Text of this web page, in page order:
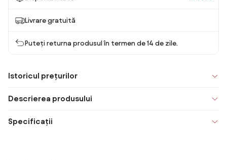
Livrare gratuită
Puteți returna produsul în termen de 14 de zile.
Istoricul prețurilor
Descrierea produsului
Specificații